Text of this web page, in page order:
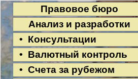
Правовое бюро
Анализ и разработки
• Консультации
• Валютный контроль
• Счета за рубежом